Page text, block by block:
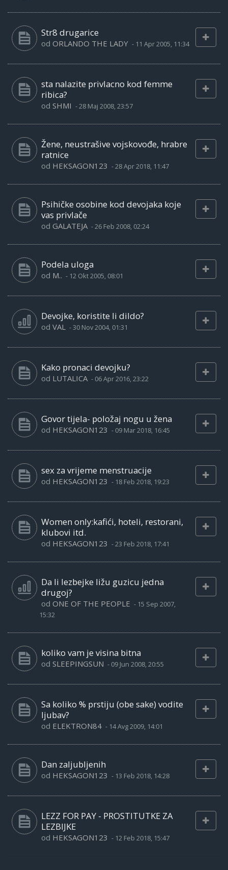
Str8 drugarice
od ORLANDO THE LADY - 11 Apr 2005, 11:34
sta nalazite privlacno kod femme
ribica?
od SHMI -28 Maj 2008, 23:57
Žene, neustrašive vojskovođe, hrabre
ratnice
od HEKSAGON123 -28 Apr 2018, 11:47
Psihičke osobine kod devojaka koje
vas privlače
od GALATEJA -26 Feb 2008, 02:24
Podela uloga
od M.. - 12 Okt 2005, 08:01
Devojke, koristite li dildo?
od VAL -30 Nov 2004, 01:31
Kako pronaci devojku?
od LUTALICA - 06 Apr 2016, 23:22
Govor tijela- položaj nogu u žena
od HEKSAGON123 - 09 Mar 2018, 16:45
sex za vrijeme menstruacije
od HEKSAGON123 - 18 Feb 2018, 19:23
Women only:kafići, hoteli, restorani,
klubovi itd.
od HEKSAGON123 -23 Feb 2018, 17:41
Da li lezbejke ližu guzicu jedna
drugoj?
od ONE OF THE PEOPLE - 15 Sep 2007,
15:32
koliko vam je visina bitna
od SLEEPINGSUN - 09 Jun 2008, 20:55
Sa koliko % prstiju (obe sake) vodite
ljubav?
od ELEKTRON84 - 14 Avg 2009, 14:01
Dan zaljubljenih
od HEKSAGON123 - 13 Feb 2018, 14:28
LEZZ FOR PAY - PROSTITUTKE ZA
LEZBIJKE
od HEKSAGON123 - 12 Feb 2018, 15:47